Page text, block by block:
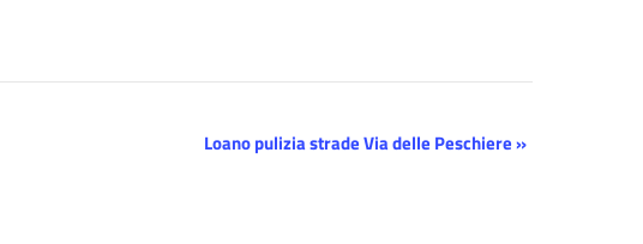
Loano pulizia strade Via delle Peschiere»